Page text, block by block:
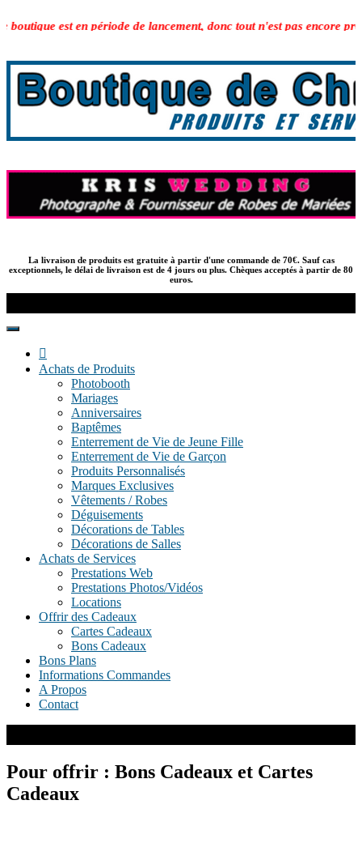
est en période de lancement, donc tout n'est pas encore
content
La livraison de produits est gratuite à partir d'une commande de 70€. Sauf cas
exceptionnels, le délai de livraison est de 4 jours ou plus. Chèques acceptés à partir de 80
euros.
Boutique
de
Chris
Kamouviz
Achats de Produits
Photobooth
Mariages
Anniversaires
Baptêmes
Enterrement de Vie de Jeune Fille
Enterrement de Vie de Garçon
Produits Personnalisés
Marques Exclusives
Vêtements / Robes
Déguisements
Décorations de Tables
Décorations de Salles
Achats de Services
Prestations Web
Prestations Photos/Vidéos
Locations
Offrir des Cadeaux
Cartes Cadeaux
Bons Cadeaux
Bons Plans
Informations Commandes
A Propos
Contact
Pour offrir : Bons Cadeaux et Cartes
Cadeaux